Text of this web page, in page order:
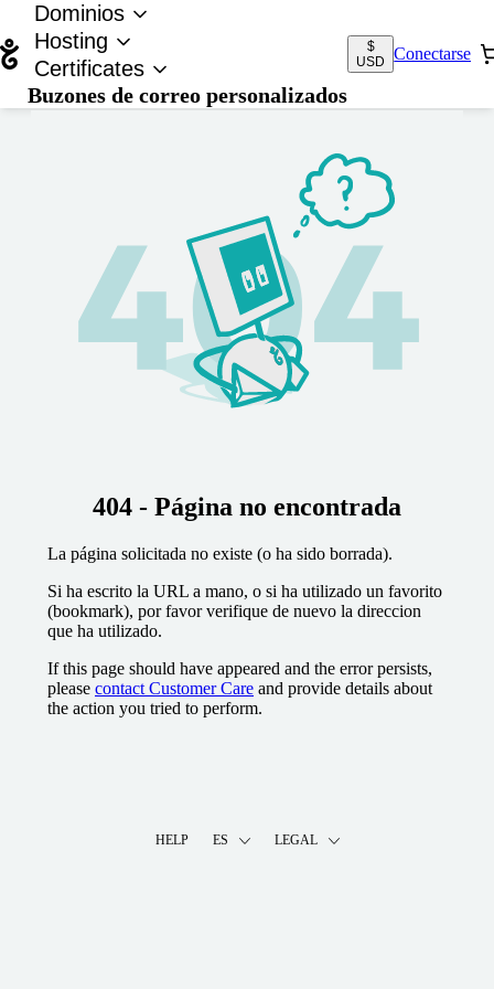
Dominios
Hosting
Certificates
Buzones de correo personalizados
$
USD
Conectarse
404 - Página no encontrada
La página solicitada no existe (o ha sido borrada).
Si ha escrito la URL a mano, o si ha utilizado un favorito
(bookmark), por favor verifique de nuevo la direccion
que ha utilizado.
If this page should have appeared and the error persists,
please contact Customer Care and provide details about
the action you tried to perform.
HELP ES LEGAL